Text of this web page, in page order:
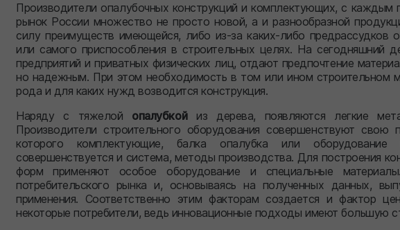
Производители опалубочных конструкций и комплектующих, с каждым
рынок России множество не просто новой, а и разнообразной
силу преимуществ имеющейся, либо из-за каких-либо предрассудков
или самого приспособления в строительных целях. На сегодняшний
предприятий и приватных физических лиц, отдают предпочтение
но надежным. При этом необходимость в том или ином строительном
рода и для каких нужд возводится конструкция.
Наряду с тяжелой опалубкойиз дерева, появляются легкие
Производители строительного оборудования совершенствуют свою
которого комплектующие, балка опалубка или оборудование
совершенствуется и система, методы производства. Для построения
форм применяют особое оборудование и специальные
потребительского рынка и, основываясь на полученных данных,
применения. Соответственно этим факторам создается и фактор
некоторые потребители, ведь инновационные подходы имеют большую